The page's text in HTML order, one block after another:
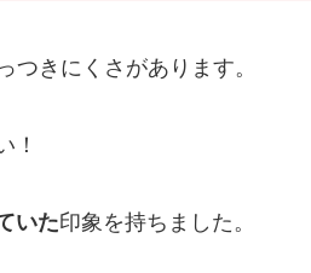
きにくさがあります。
！
いた印象を持ちました。